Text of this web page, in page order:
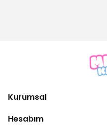
Kurumsal
Hesabım